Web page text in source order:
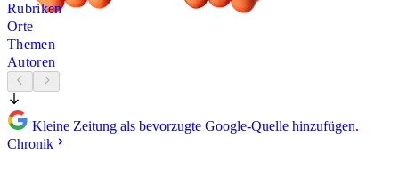
Rubriken
Orte
Themen
Autoren
Kleine Zeitung als bevorzugte Google-Quelle hinzufügen.
Chronik